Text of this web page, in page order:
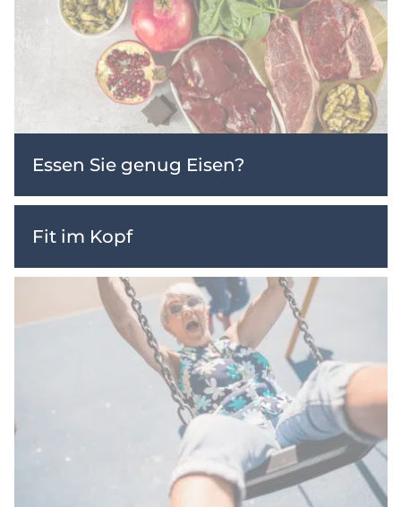
Essen Sie genug Eisen?
Fit im Kopf